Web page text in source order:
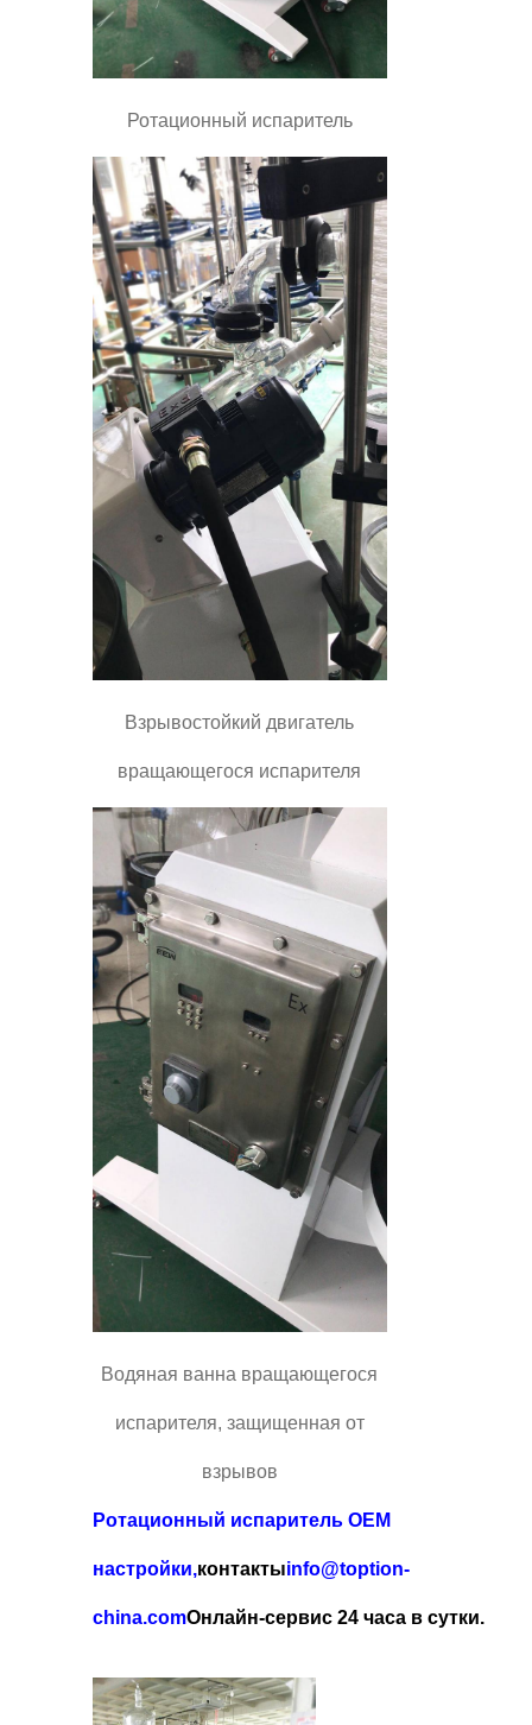
Ротационный испаритель
Взрывостойкий двигатель
вращающегося испарителя
Водяная ванна вращающегося
испарителя, защищенная от
взрывов
Ротационный испаритель OEM
настройки,контактыinfo@toption-
china.comОнлайн-сервис 24 часа в сутки.